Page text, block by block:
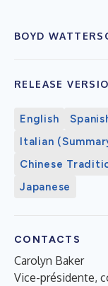
BOYD
RELEASE
English
Italian
Chinese
Japanese
CONTACTS
Carolyn Baker
Vice-présidente,